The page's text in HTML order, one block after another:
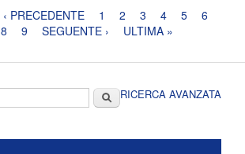
‹ PRECEDENTE 1 2 3 4 5
6
8 9 SEGUENTE › ULTIMA »
CercaRICERCA AVANZATA